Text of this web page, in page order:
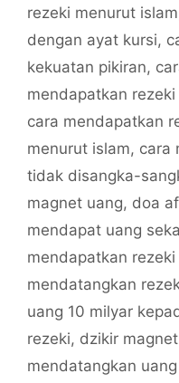
rezeki menurut islam
dengan ayat kursi,
kekuatan pikiran,
mendapatkan
cara mendapatkan
menurut islam, cara
tidak disangka-
magnet uang, doa
mendapat uang
mendapatkan
mendatangkan
uang 10 milyar
rezeki, dzikir
mendatangkan